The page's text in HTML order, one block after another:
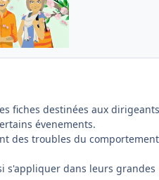
fiches destinées aux
évenements.
des troubles du
s'appliquer dans leurs grandes